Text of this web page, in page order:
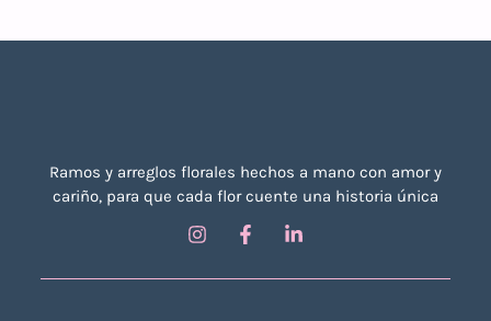
Ramos y arreglos florales hechos a mano con amor y
cariño, para que cada flor cuente una historia única